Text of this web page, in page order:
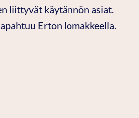
liittyvät käytännön asiat.
Erton lomakkeella.